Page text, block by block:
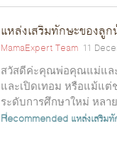
แหล่งเสริมทักษะของลู
MamaExpert Team 11
สวัสดีค่ะคุณพ่อคุณแม่และ
และเปิดเทอม หรือแม้แ
ระดับการศึกษาใหม่ หลา
Recommended แหล่งเสริม